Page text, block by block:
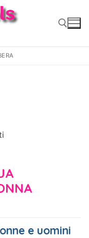
e uomini